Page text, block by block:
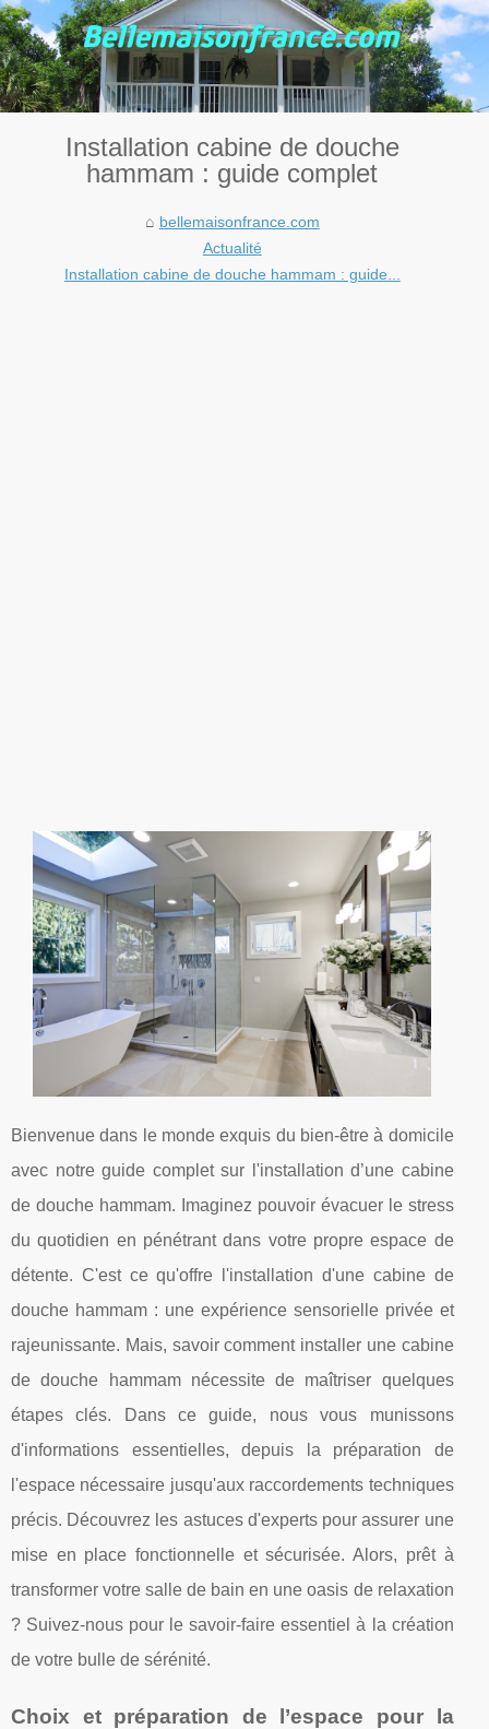
Installation cabine de douche
hammam : guide complet
bellemaisonfrance.com
Actualité
Installation cabine de douche hammam : guide...
Bienvenue dans le monde exquis du bien-être à domicile
avec notre guide complet sur l'installation d’une cabine
de douche hammam. Imaginez pouvoir évacuer le stress
du quotidien en pénétrant dans votre propre espace de
détente. C'est ce qu'offre l'installation d'une cabine de
douche hammam : une expérience sensorielle privée et
rajeunissante. Mais, savoir comment installer une cabine
de douche hammam nécessite de maîtriser quelques
étapes clés. Dans ce guide, nous vous munissons
d'informations essentielles, depuis la préparation de
l'espace nécessaire jusqu'aux raccordements techniques
précis. Découvrez les astuces d'experts pour assurer une
mise en place fonctionnelle et sécurisée. Alors, prêt à
transformer votre salle de bain en une oasis de relaxation
? Suivez-nous pour le savoir-faire essentiel à la création
de votre bulle de sérénité.
Choix et préparation de l’espace pour la